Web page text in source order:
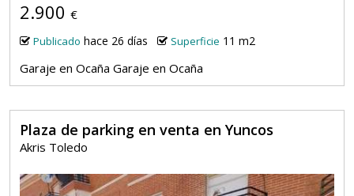
2.900 €
Publicado hace 26 días Superficie 11 m2
Garaje en Ocaña Garaje en Ocaña
Plaza de parking en venta en Yuncos
Akris Toledo